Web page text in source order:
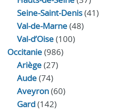
Seine-Saint-Denis(41)
Val-de-Marne(48)
Val-d’Oise(100)
Occitanie(986)
Ariège(27)
Aude(74)
Aveyron(60)
Gard(142)